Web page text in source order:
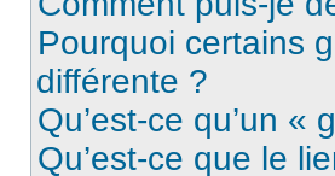
Pourquoi certains
différente ?
Qu’est-ce qu’un «
Qu’est-ce que le